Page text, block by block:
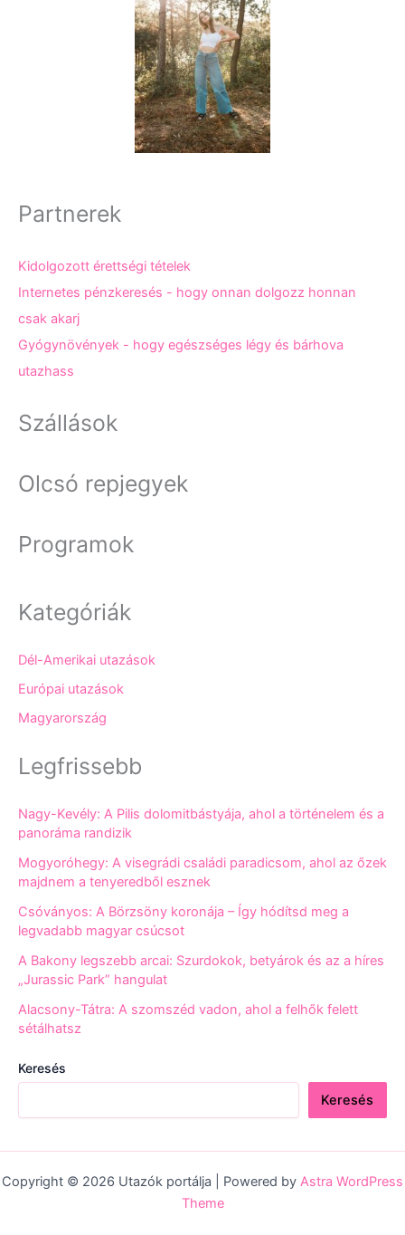
Partnerek
Kidolgozott érettségi tételek
Internetes pénzkeresés - hogy onnan dolgozz honnan
csak akarj
Gyógynövények - hogy egészséges légy és bárhova
utazhass
Szállások
Olcsó repjegyek
Programok
Kategóriák
Dél-Amerikai utazások
Európai utazások
Magyarország
Legfrissebb
Nagy-Kevély: A Pilis dolomitbástyája, ahol a történelem és a
panoráma randizik
Mogyoróhegy: A visegrádi családi paradicsom, ahol az őzek
majdnem a tenyeredből esznek
Csóványos: A Börzsöny koronája – Így hódítsd meg a
legvadabb magyar csúcsot
A Bakony legszebb arcai: Szurdokok, betyárok és az a híres
„Jurassic Park” hangulat
Alacsony-Tátra: A szomszéd vadon, ahol a felhők felett
sétálhatsz
Keresés
Keresés
Copyright © 2026 Utazók portálja | Powered by Astra WordPress
Theme